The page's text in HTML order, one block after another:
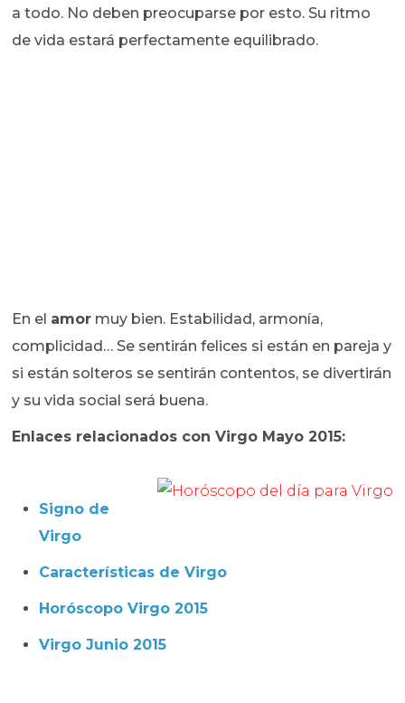
a todo. No deben preocuparse por esto. Su ritmo
de vida estará perfectamente equilibrado.
En el amor muy bien. Estabilidad, armonía,
complicidad… Se sentirán felices si están en pareja y
si están solteros se sentirán contentos, se divertirán
y su vida social será buena.
Enlaces relacionados con Virgo Mayo 2015:
Signo de
Virgo
Características de Virgo
Horóscopo Virgo 2015
Virgo Junio 2015